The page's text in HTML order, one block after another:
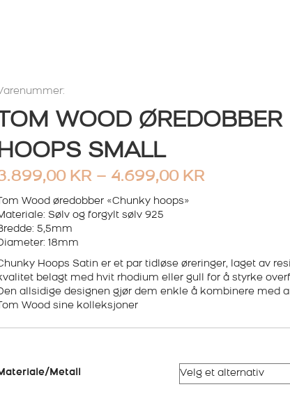
TOM WOOD
SMALL
KR – 4.699,00 KR
Wood øredobber «Chunky hoops»
Sølv og forgylt sølv 925
5,5mm
18mm
Hoops Satin er et par tidløse øreringer, laget av
belagt med hvit rhodium eller gull for å styrke
allsidige designen gjør dem enkle å kombinere med
Wood sine kolleksjoner
Metall